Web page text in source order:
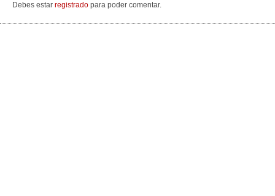
Debes estar registrado para poder comentar.